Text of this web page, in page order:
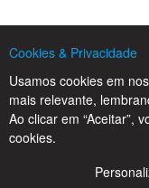
© 2025 CPC SERVICIOS
Madrid - Spain Commercial
NIF/
Cookies & Privacidade
Usamos cookies em
mais relevante,
Ao clicar em “Aceitar”,
cookies.